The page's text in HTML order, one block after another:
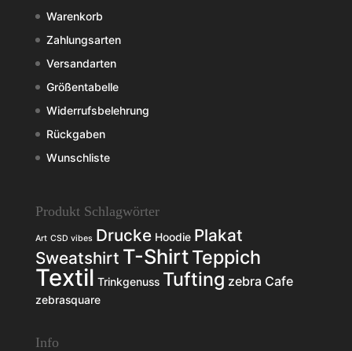
Warenkorb
Zahlungsarten
Versandarten
Größentabelle
Widerrufsbelehrung
Rückgaben
Wunschliste
Produkt Schlagwörter
Art CSD vibes Drucke Hoodie Plakat
Sweatshirt T-ShirtTeppich
Textil Trinkgenuss Tufting zebra Cafe
zebrasquare
Info